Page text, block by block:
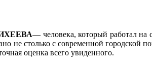
— человека, который работал на
не столько с современной городской
оценка всего увиденного.